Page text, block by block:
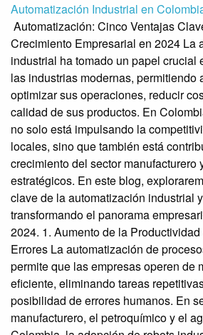
Automatización Industrial en
Automatización: Cinco Ventajas
Crecimiento Empresarial en 2024 La
industrial ha tomado un papel crucial
las industrias modernas, permitiendo
optimizar sus operaciones, reducir
calidad de sus productos. En
no solo está impulsando la
locales, sino que también está
crecimiento del sector manufacturero
estratégicos. En este blog,
clave de la automatización industrial
transformando el panorama
2024. 1. Aumento de la
Errores La automatización de
permite que las empresas operen de
eficiente, eliminando tareas
posibilidad de errores humanos. En
manufacturero, el petroquímico y el